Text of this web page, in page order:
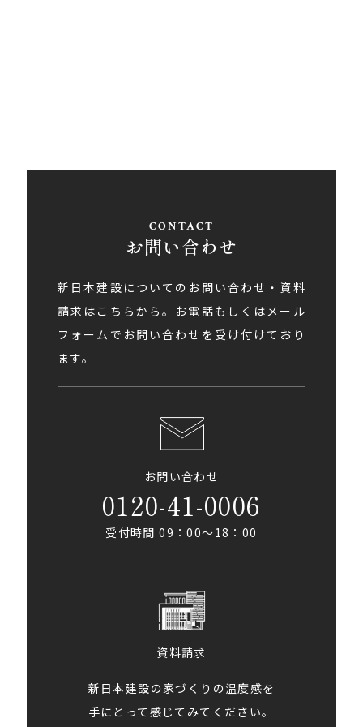
お問い合わせ
新日本建設についてのお問い合わせ・資料
請求はこちらから。お電話もしくはメール
フォームでお問い合わせを受け付けており
ます。
お問い合わせ
0120-41-0006
受付時間 09：00〜18：00
資料請求
新日本建設の家づくりの温度感を
手にとって感じてみてください。